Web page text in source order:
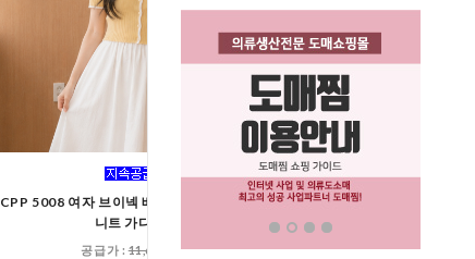
CPP 5008 여자 브이넥 배색 골지 크롭 반팔
니트 가디건
공급가 :11,600원
CPP 5007 여자 시스루 브이
공급가 :